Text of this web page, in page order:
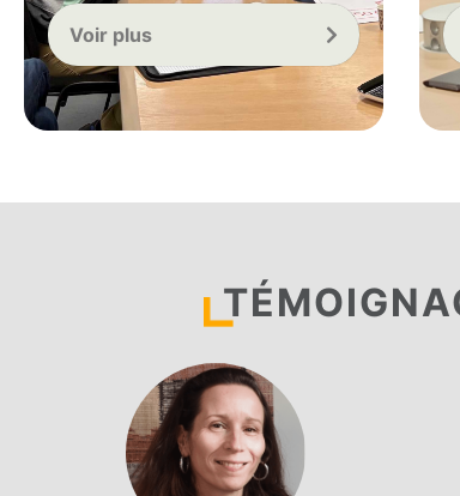
Voir plus